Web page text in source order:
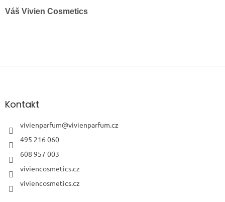
Váš Vivien Cosmetics
Z
aKontakt
vivienparfum@vivienparfum.cz
495 216 060
608 957 003
viviencosmetics.cz
viviencosmetics.cz